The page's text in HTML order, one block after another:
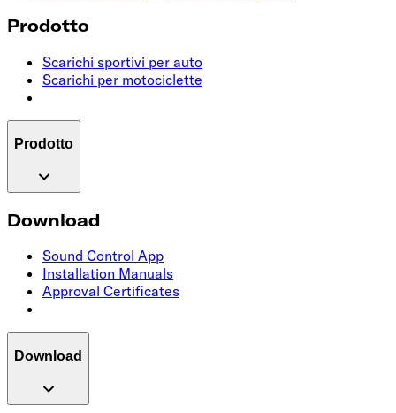
Prodotto
Scarichi sportivi per auto
Scarichi per motociclette
Prodotto
Download
Sound Control App
Installation Manuals
Approval Certificates
Download